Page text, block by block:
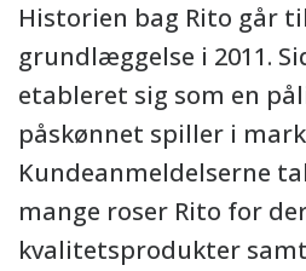
Historien bag Rito går
grundlæggelse i 2011.
etableret sig som en
påskønnet spiller i
Kundeanmeldelserne
mange roser Rito for
kvalitetsprodukter